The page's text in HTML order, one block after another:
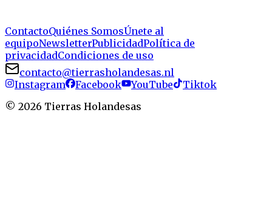
ContactoQuiénes SomosÚnete al
equipoNewsletterPublicidadPolítica de
privacidadCondiciones de uso
contacto@tierrasholandesas.nl
Instagram
Facebook YouTube
Tiktok
© 2026 Tierras Holandesas